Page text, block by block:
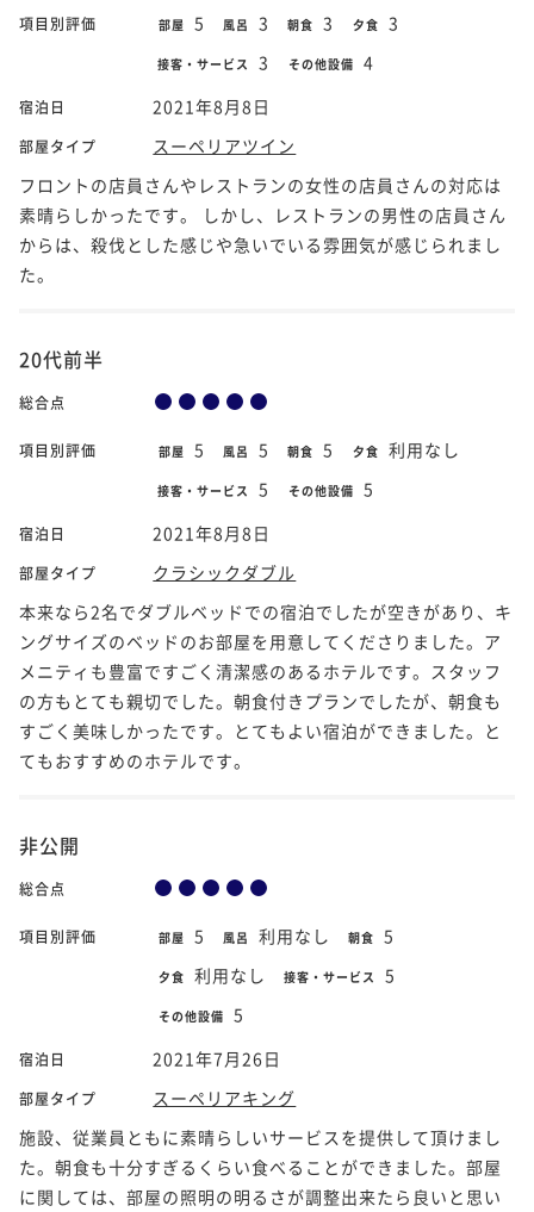
項目別評価 部屋 5 風呂 3 朝食 3 夕食 3
接客・サービス 3 その他設備 4
宿泊日 2021年8月8日
部屋タイプ
スーペリアツイン
フロントの店員さんやレストランの女性の店員さんの対応は
素晴らしかったです。 しかし、レストランの男性の店員さん
からは、殺伐とした感じや急いでいる雰囲気が感じられまし
た。
20代前半
総合点
項目別評価 部屋 5 風呂 5 朝食 5 夕食 利用なし
接客・サービス 5 その他設備 5
宿泊日 2021年8月8日
部屋タイプ
クラシックダブル
本来なら2名でダブルベッドでの宿泊でしたが空きがあり、キ
ングサイズのベッドのお部屋を用意してくださりました。ア
メニティも豊富ですごく清潔感のあるホテルです。スタッフ
の方もとても親切でした。朝食付きプランでしたが、朝食も
すごく美味しかったです。とてもよい宿泊ができました。と
てもおすすめのホテルです。
非公開
総合点
項目別評価 部屋 5 風呂 利用なし 朝食 5
夕食 利用なし 接客・サービス 5
その他設備 5
宿泊日 2021年7月26日
部屋タイプ
スーペリアキング
施設、従業員ともに素晴らしいサービスを提供して頂けまし
た。朝食も十分すぎるくらい食べることができました。部屋
に関しては、部屋の照明の明るさが調整出来たら良いと思い